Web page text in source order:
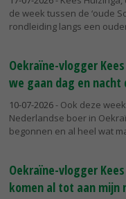
de week tussen de ‘oude
rondleiding langs een
Oekraïne-vlogger
we gaan dag en nacht
10-07-2026- Ook deze
Nederlandse boer in
begonnen en al heel wat
Oekraïne-vlogger
komen al tot aan mijn